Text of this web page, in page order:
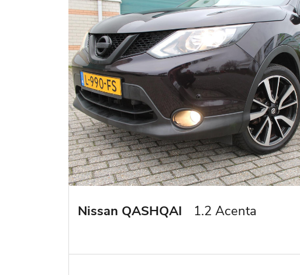
Nissan QASHQAI 1.2 Acenta